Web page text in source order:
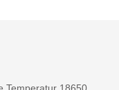
Temperatur 18650